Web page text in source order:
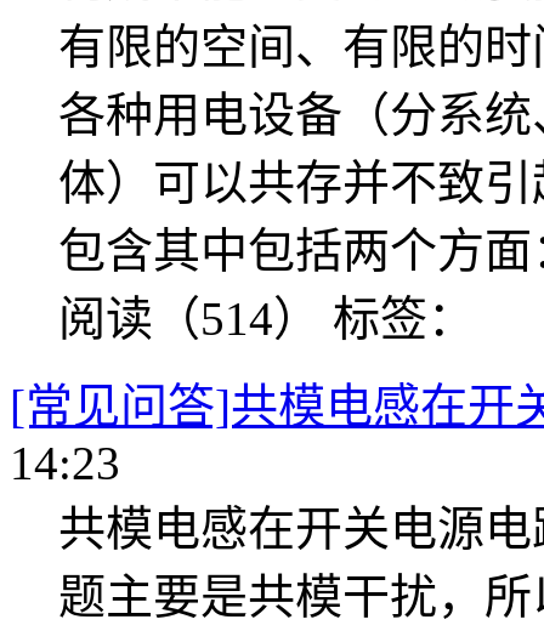
有限的空间、有限的
各种用电设备（分系
体）可以共存并不致
包含其中包括两个方
阅读（514） 标签：
[常见问答]共模电感在开
14:23
共模电感在开关电源
题主要是共模干扰，